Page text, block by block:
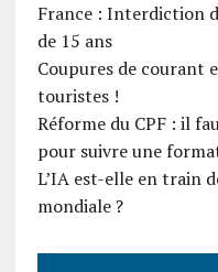
France : Interdiction
de 15 ans
Coupures de courant
touristes !
Réforme du CPF : il
pour suivre une
L’IA est-elle en train
mondiale ?